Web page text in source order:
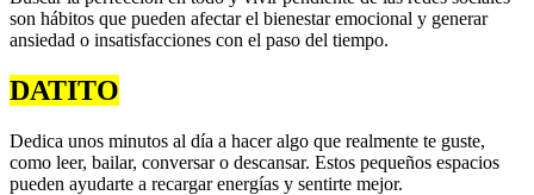
son hábitos que pueden afectar el bienestar emocional y generar
ansiedad o insatisfacciones con el paso del tiempo.
DATITO
Dedica unos minutos al día a hacer algo que realmente te guste,
como leer, bailar, conversar o descansar. Estos pequeños espacios
pueden ayudarte a recargar energías y sentirte mejor.